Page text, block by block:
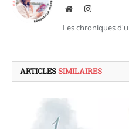
Site
Instagram
Les chroniques
ARTICLESSIMILAIRES